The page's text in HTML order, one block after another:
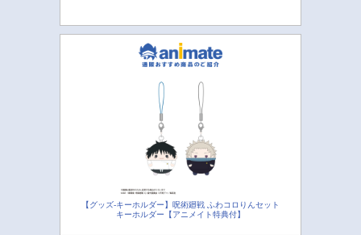
【グッズ-キーホルダー】呪術廻戦 ふわコロりんセット
キーホルダー【アニメイト特典付】